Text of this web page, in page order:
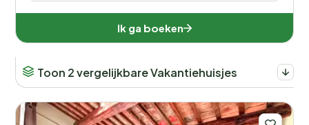
Ik ga boeken
Toon 2 vergelijkbare Vakantiehuisjes